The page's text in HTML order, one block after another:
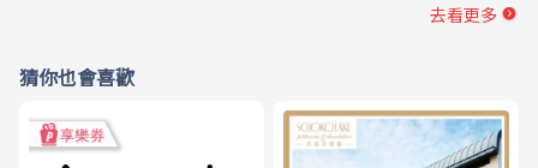
去看更多
猜你也會喜歡